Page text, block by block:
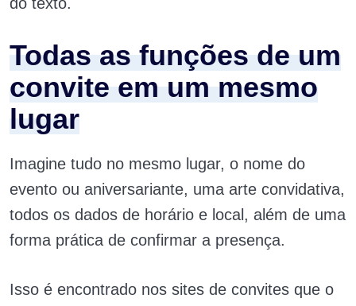
Todas as funções de um
convite em um mesmo
lugar
Imagine tudo no mesmo lugar, o nome do
evento ou aniversariante, uma arte convidativa,
todos os dados de horário e local, além de uma
forma prática de confirmar a presença.
Isso é encontrado nos sites de convites que o